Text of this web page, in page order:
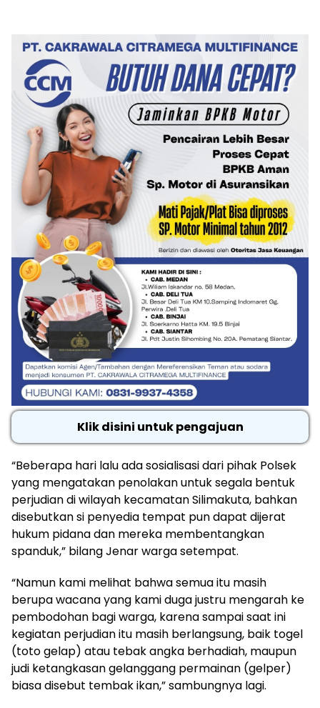
Klik disini untuk pengajuan
“Beberapa hari lalu ada sosialisasi dari pihak Polsek
yang mengatakan penolakan untuk segala bentuk
perjudian di wilayah kecamatan Silimakuta, bahkan
disebutkan si penyedia tempat pun dapat dijerat
hukum pidana dan mereka membentangkan
spanduk,” bilang Jenar warga setempat.
“Namun kami melihat bahwa semua itu masih
berupa wacana yang kami duga justru mengarah ke
pembodohan bagi warga, karena sampai saat ini
kegiatan perjudian itu masih berlangsung, baik togel
(toto gelap) atau tebak angka berhadiah, maupun
judi ketangkasan gelanggang permainan (gelper)
biasa disebut tembak ikan,” sambungnya lagi.